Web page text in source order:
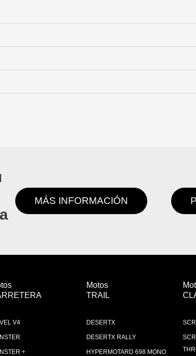
MÁS INFORMACIÓN
V4
+
Motos
TRAIL
DESERTX
DESERTX RALLY
HYPERMOTARD 698 MONO